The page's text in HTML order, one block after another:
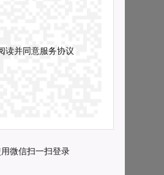
读并同意服务协议
微信扫一扫登录